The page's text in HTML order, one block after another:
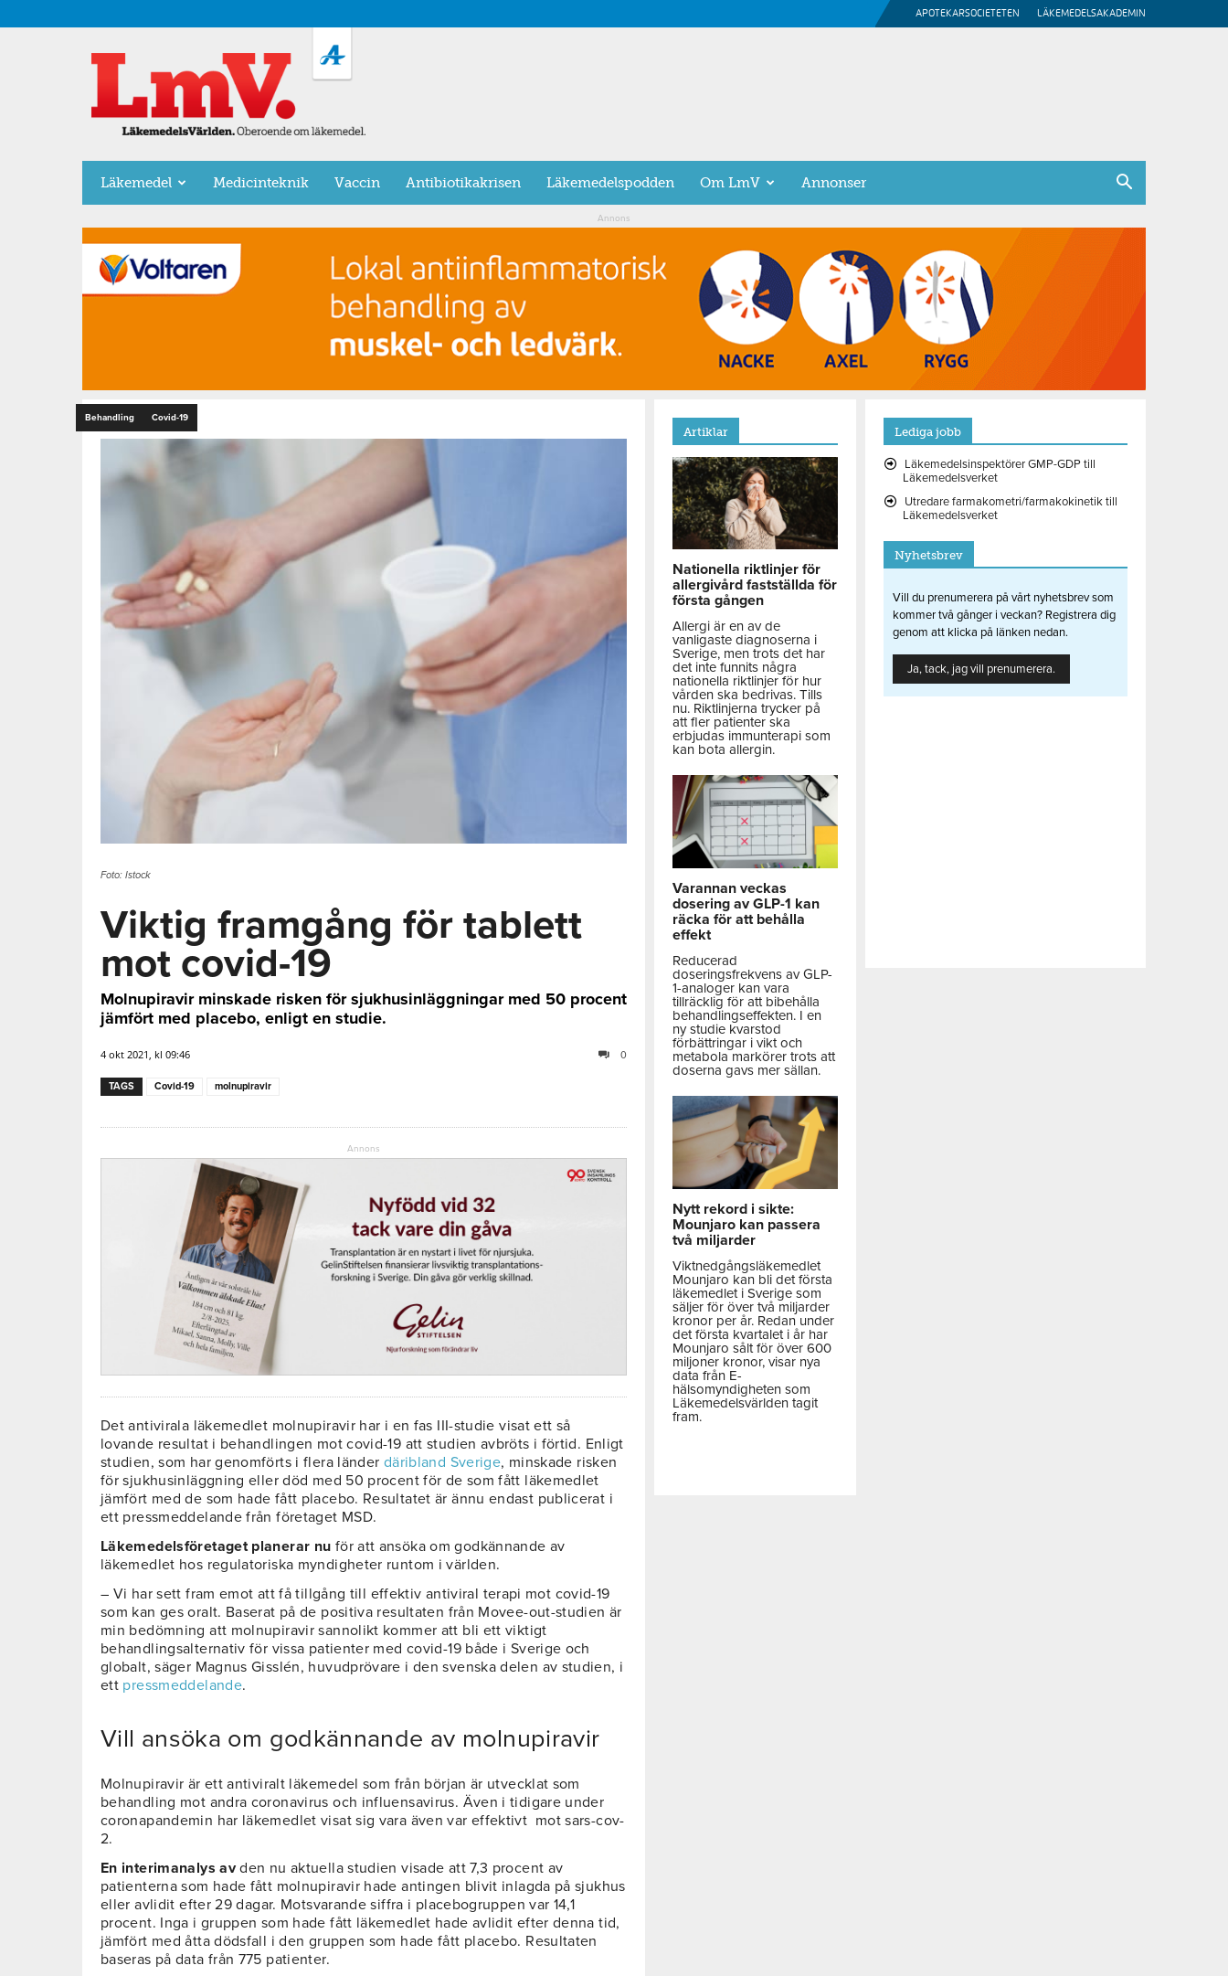
APOTEKARSOCIETETEN LÄKEMEDELSAKADEMIN
LäkemedelsVärlden
Läkemedel Medicinteknik Vaccin Antibiotikakrisen Läkemedelspodden Om LmV Annonser
Annons
Behandling Covid-19
Foto: Istock
Viktig framgång för tablett
mot covid-19
Molnupiravir minskade risken för sjukhusinläggningar med 50 procent
jämfört med placebo, enligt en studie.
4 okt 2021, kl 09:46 0
TAGS Covid-19 molnupiravir
Annons
Det antivirala läkemedlet molnupiravir har i en fas III-studie visat ett så
lovande resultat i behandlingen mot covid-19 att studien avbröts i förtid. Enligt
studien, som har genomförts i flera länder däribland Sverige, minskade risken
för sjukhusinläggning eller död med 50 procent för de som fått läkemedlet
jämfört med de som hade fått placebo. Resultatet är ännu endast publicerat i
ett pressmeddelande från företaget MSD.
Läkemedelsföretaget planerar nu för att ansöka om godkännande av
läkemedlet hos regulatoriska myndigheter runtom i världen.
– Vi har sett fram emot att få tillgång till effektiv antiviral terapi mot covid-19
som kan ges oralt. Baserat på de positiva resultaten från Movee-out-studien är
min bedömning att molnupiravir sannolikt kommer att bli ett viktigt
behandlingsalternativ för vissa patienter med covid-19 både i Sverige och
globalt, säger Magnus Gisslén, huvudprövare i den svenska delen av studien, i
ett pressmeddelande.
Vill ansöka om godkännande av molnupiravir
Molnupiravir är ett antiviralt läkemedel som från början är utvecklat som
behandling mot andra coronavirus och influensavirus. Även i tidigare under
coronapandemin har läkemedlet visat sig vara även var effektivt mot sars-cov-
2.
En interimanalys avden nu aktuella studien visade att 7,3 procent av
patienterna som hade fått molnupiravir hade antingen blivit inlagda på sjukhus
eller avlidit efter 29 dagar. Motsvarande siffra i placebogruppen var 14,1
procent. Inga i gruppen som hade fått läkemedlet hade avlidit efter denna tid,
jämfört med åtta dödsfall i den gruppen som hade fått placebo. Resultaten
baseras på data från 775 patienter.
Artiklar
Nationella riktlinjer för
allergivård fastställda för
första gången
Allergi är en av de
vanligaste diagnoserna i
Sverige, men trots det har
det inte funnits några
nationella riktlinjer för hur
vården ska bedrivas. Tills
nu. Riktlinjerna trycker på
att fler patienter ska
erbjudas immunterapi som
kan bota allergin.
Varannan veckas
dosering av GLP-1 kan
räcka för att behålla
effekt
Reducerad
doseringsfrekvens av GLP-
1-analoger kan vara
tillräcklig för att bibehålla
behandlingseffekten. I en
ny studie kvarstod
förbättringar i vikt och
metabola markörer trots att
doserna gavs mer sällan.
Nytt rekord i sikte:
Mounjaro kan passera
två miljarder
Viktnedgångsläkemedlet
Mounjaro kan bli det första
läkemedlet i Sverige som
säljer för över två miljarder
kronor per år. Redan under
det första kvartalet i år har
Mounjaro sålt för över 600
miljoner kronor, visar nya
data från E-
hälsomyndigheten som
Läkemedelsvärlden tagit
fram.
Lediga jobb
Läkemedelsinspektörer GMP-GDP till
Läkemedelsverket
Utredare farmakometri/farmakokinetik till
Läkemedelsverket
Nyhetsbrev
Vill du prenumerera på vårt nyhetsbrev som
kommer två gånger i veckan? Registrera dig
genom att klicka på länken nedan.
Ja, tack, jag vill prenumerera.